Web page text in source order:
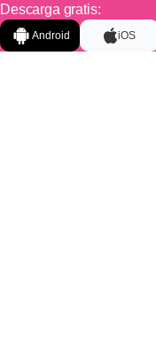
Descarga gratis:
Android iOS